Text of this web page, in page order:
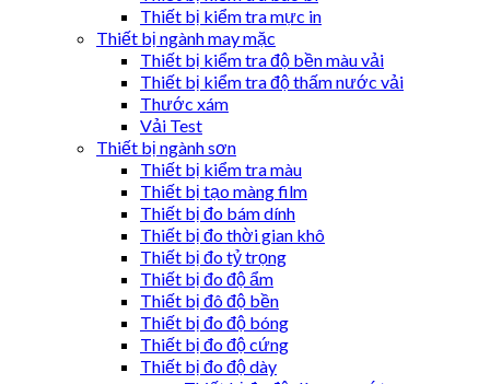
Thiết bị kiểm tra mực in
Thiết bị ngành may mặc
Thiết bị kiểm tra độ bền màu vải
Thiết bị kiểm tra độ thấm nước vải
Thước xám
Vải Test
Thiết bị ngành sơn
Thiết bị kiểm tra màu
Thiết bị tạo màng film
Thiết bị đo bám dính
Thiết bị đo thời gian khô
Thiết bị đo tỷ trọng
Thiết bị đo độ ẩm
Thiết bị đô độ bền
Thiết bị đo độ bóng
Thiết bị đo độ cứng
Thiết bị đo độ dày